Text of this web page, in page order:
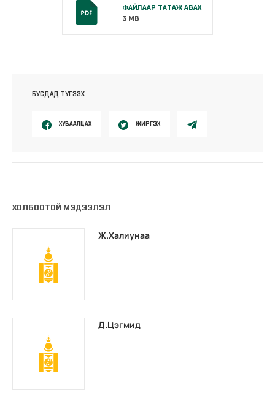
ФАЙЛААР ТАТАЖ АВАХ
3 MB
БУСДАД ТҮГЭЭХ
ХУВААЛЦАХ ЖИРГЭХ
ХОЛБООТОЙ МЭДЭЭЛЭЛ
Ж.Халиунаа
Д.Цэгмид